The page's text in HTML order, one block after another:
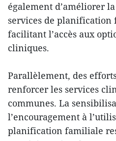
également d’améliorer
services de planification
facilitant l’accès aux
cliniques.
Parallèlement, des
renforcer les services
communes. La
l’encouragement à
planification familiale